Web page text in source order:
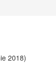
2018)